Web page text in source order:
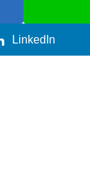
LinkedIn